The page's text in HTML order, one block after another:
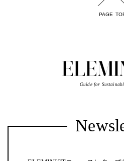
PAGE
Guide for